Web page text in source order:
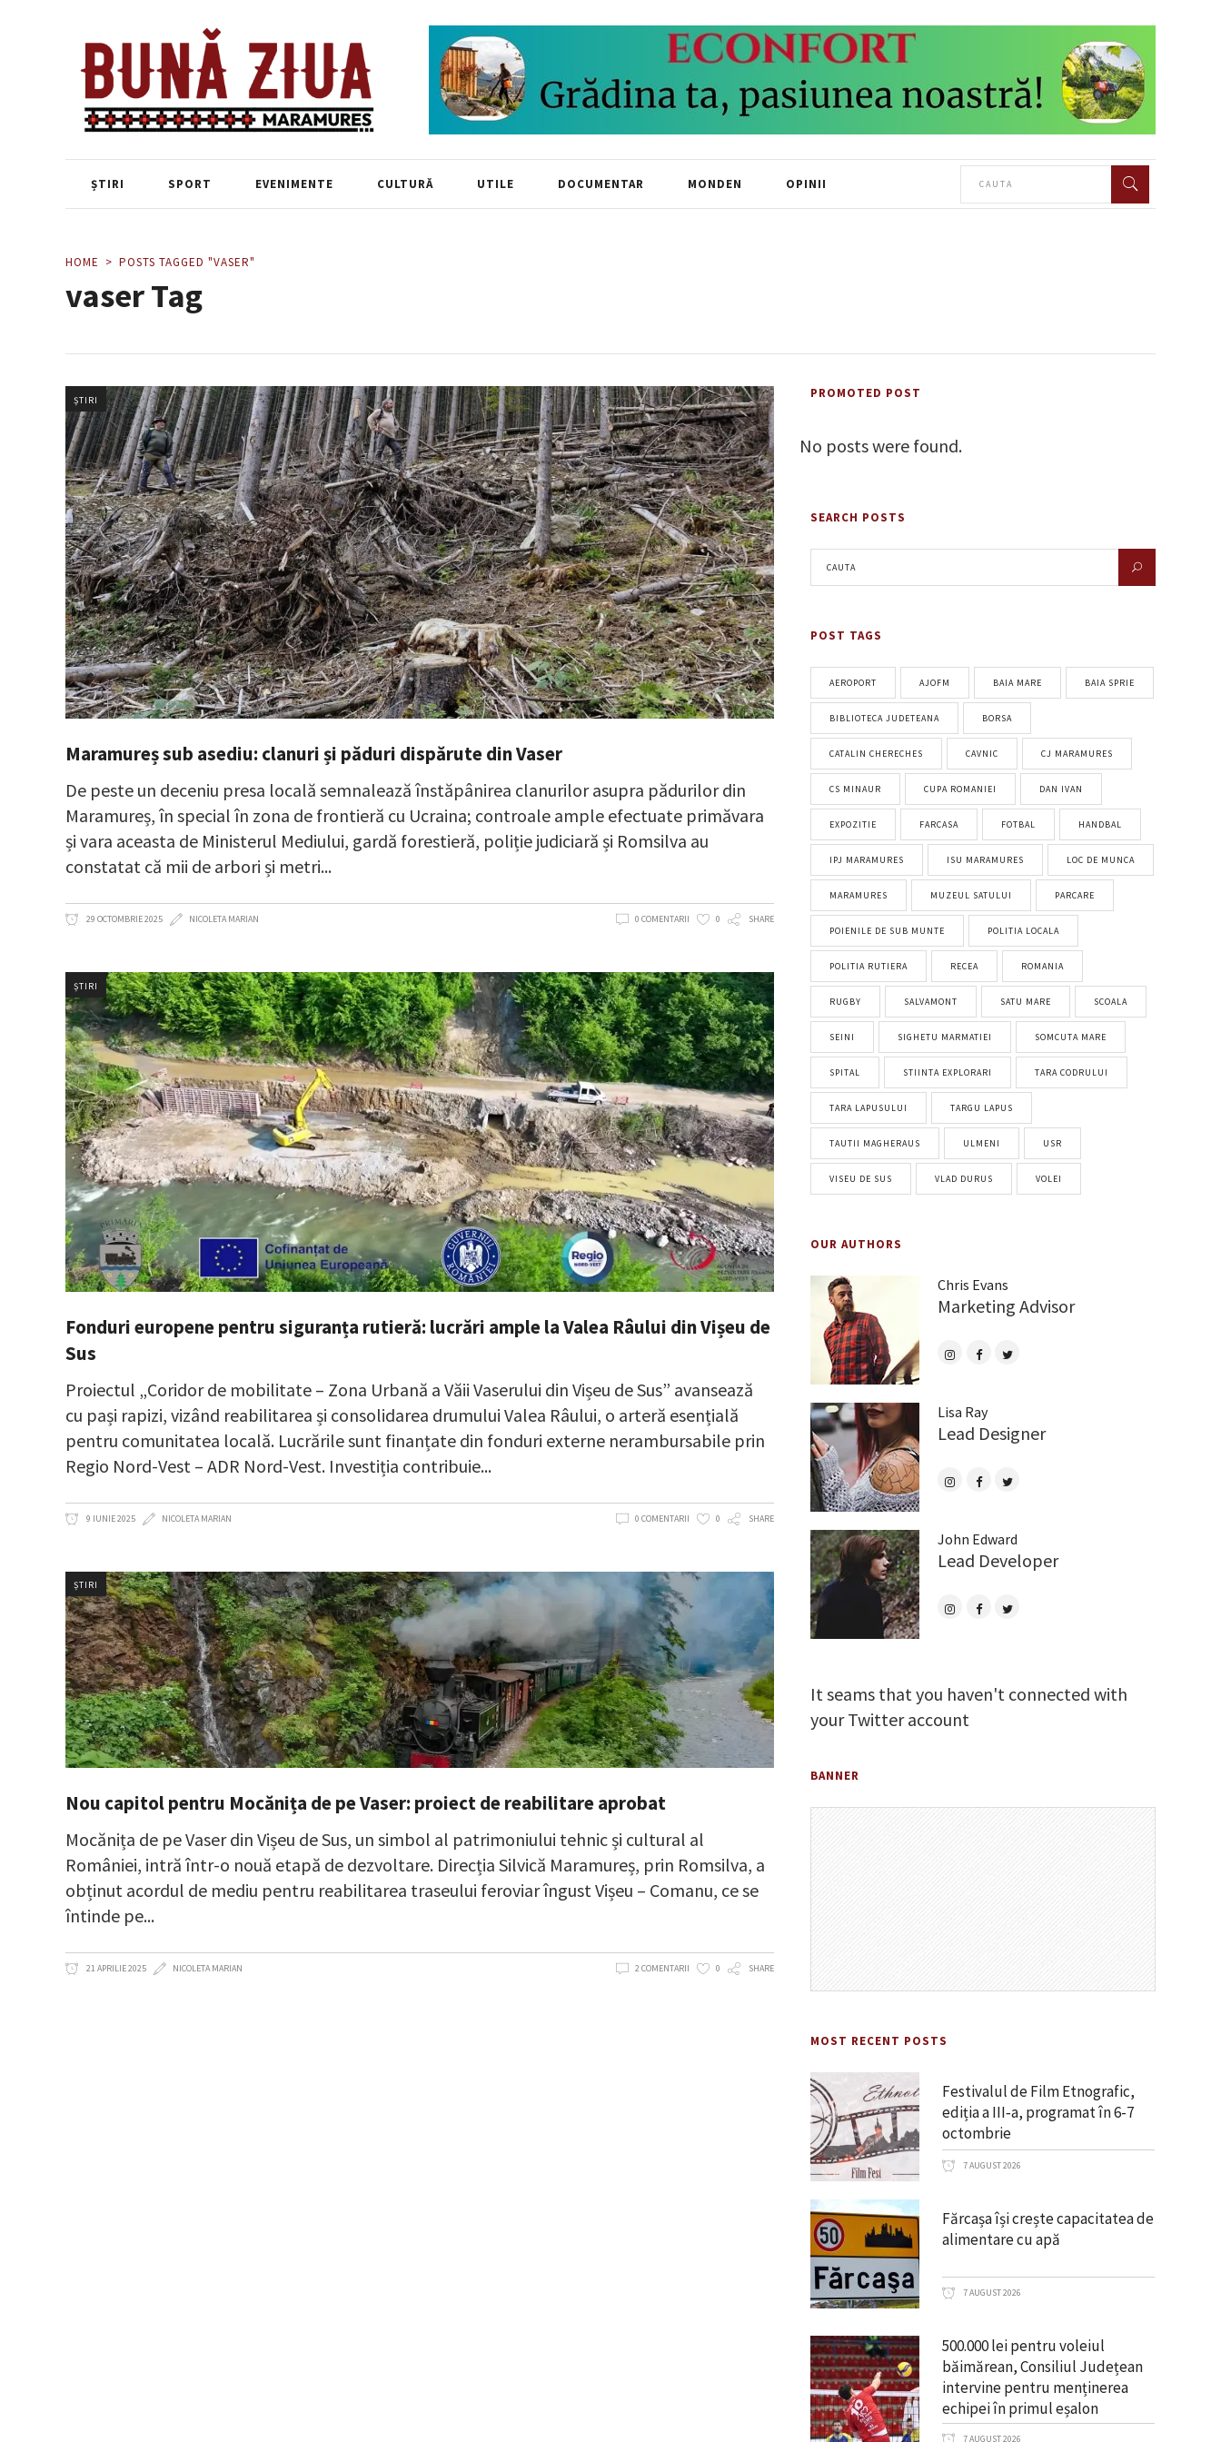
ȘTIRI SPORT EVENIMENTE CULTURĂ UTILE DOCUMENTAR MONDEN OPINII
HOME POSTS TAGGED "VASER"
vaser Tag
ȘTIRI
Maramureș sub asediu: clanuri și păduri dispărute din Vaser
De peste un deceniu presa locală semnalează înstăpânirea clanurilor asupra pădurilor din
Maramureș, în special în zona de frontieră cu Ucraina; controale ample efectuate primăvara
și vara aceasta de Ministerul Mediului, gardă forestieră, poliție judiciară și Romsilva au
constatat că mii de arbori și metri
29 OCTOMBRIE 2025 NICOLETA MARIAN 0 COMENTARII 0 SHARE
ȘTIRI
Fonduri europene pentru siguranța rutieră: lucrări ample la Valea Râului din Vișeu de
Sus
Proiectul „Coridor de mobilitate – Zona Urbană a Văii Vaserului din Vișeu de Sus” avansează
cu pași rapizi, vizând reabilitarea și consolidarea drumului Valea Râului, o arteră esențială
pentru comunitatea locală. Lucrările sunt finanțate din fonduri externe nerambursabile prin
Regio Nord-Vest – ADR Nord-Vest. Investiția contribuie
9 IUNIE 2025 NICOLETA MARIAN 0 COMENTARII 0 SHARE
ȘTIRI
Nou capitol pentru Mocănița de pe Vaser: proiect de reabilitare aprobat
Mocănița de pe Vaser din Vișeu de Sus, un simbol al patrimoniului tehnic și cultural al
României, intră într-o nouă etapă de dezvoltare. Direcția Silvică Maramureș, prin Romsilva, a
obținut acordul de mediu pentru reabilitarea traseului feroviar îngust Vișeu – Comanu, ce se
întinde pe
21 APRILIE 2025 NICOLETA MARIAN 2 COMENTARII 0 SHARE
PROMOTED POST
No posts were found.
SEARCH POSTS
POST TAGS
AEROPORT AJOFM BAIA MARE BAIA SPRIE
BIBLIOTECA JUDETEANA BORSA
CATALIN CHERECHES CAVNIC CJ MARAMURES
CS MINAUR CUPA ROMANIEI DAN IVAN
EXPOZITIE FARCASA FOTBAL HANDBAL
IPJ MARAMURES ISU MARAMURES LOC DE MUNCA
MARAMURES MUZEUL SATULUI PARCARE
POIENILE DE SUB MUNTE POLITIA LOCALA
POLITIA RUTIERA RECEA ROMANIA
RUGBY SALVAMONT SATU MARE SCOALA
SEINI SIGHETU MARMATIEI SOMCUTA MARE
SPITAL STIINTA EXPLORARI TARA CODRULUI
TARA LAPUSULUI TARGU LAPUS
TAUTII MAGHERAUS ULMENI USR
VISEU DE SUS VLAD DURUS VOLEI
OUR AUTHORS
Chris Evans
Marketing Advisor
Lisa Ray
Lead Designer
John Edward
Lead Developer
It seams that you haven't connected with
your Twitter account
BANNER
MOST RECENT POSTS
Festivalul de Film Etnografic,
ediția a III‑a, programat în 6-7
octombrie
7 AUGUST 2026
Fărcașa își crește capacitatea de
alimentare cu apă
7 AUGUST 2026
500.000 lei pentru voleiul
băimărean, Consiliul Județean
intervine pentru menținerea
echipei în primul eșalon
7 AUGUST 2026